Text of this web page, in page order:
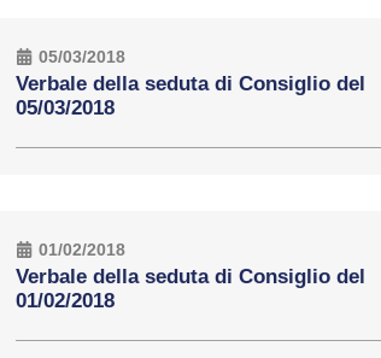
05/03/2018
Verbale della seduta di Consiglio del
05/03/2018
01/02/2018
Verbale della seduta di Consiglio del
01/02/2018